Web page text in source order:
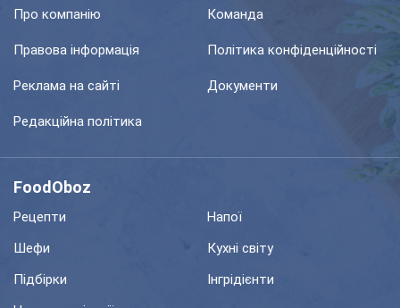
Про компанію Команда
Правова інформація Політика конфіденційності
Реклама на сайті Документи
Редакційна політика
FoodOboz
Рецепти
Напої
Шефи
Кухні світу
Підбірки
Інгрідієнти